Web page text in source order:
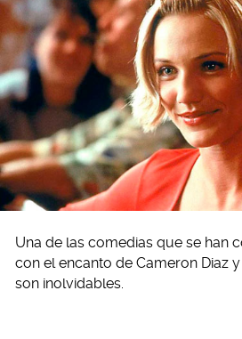
Una de las comedias que se han
con el encanto de Cameron Diaz
son inolvidables.